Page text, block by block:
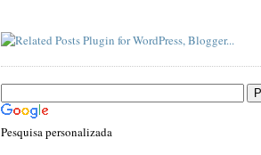
Pesquisa personalizada